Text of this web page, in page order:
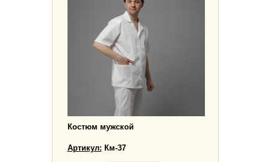
Костюм мужской
Артикул: Км-37